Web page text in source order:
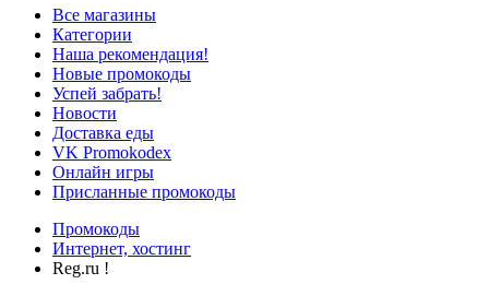
Все магазины
Категории
Наша рекомендация!
Новые промокоды
Успей забрать!
Новости
Доставка еды
VK Promokodex
Онлайн игры
Присланные промокоды
Промокоды
Интернет, хостинг
Reg.ru !